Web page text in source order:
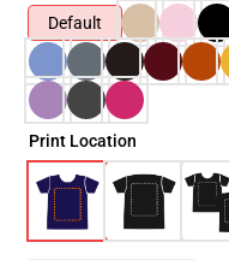
Default
Print Location